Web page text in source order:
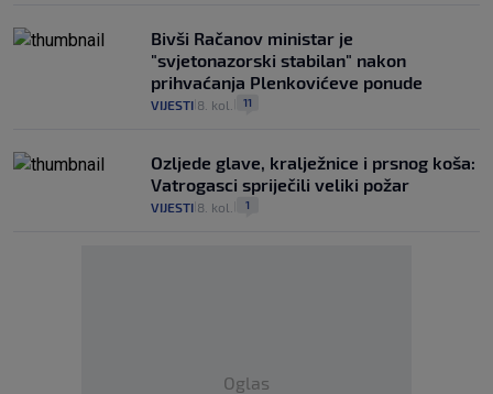
Bivši Račanov ministar je
"svjetonazorski stabilan" nakon
prihvaćanja Plenkovićeve ponude
VIJESTI 8. kol. 11
Ozljede glave, kralježnice i prsnog koša:
Vatrogasci spriječili veliki požar
VIJESTI 8. kol. 1
Oglas